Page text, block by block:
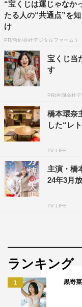
“宝くじは運じゃなか
たる人の“共通点”を
け
PR(合同会社デジタルファーム )
宝くじ当
す
PR(合同会社
橋本環奈
した“レ
TV LIFE
主演・橋
24年3月
TV LIFE
ランキング
1 黒嵜